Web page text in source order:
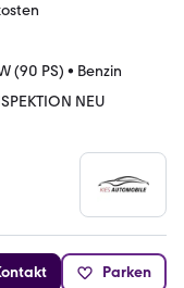
(90 PS) • Benzin
NEU
Parken